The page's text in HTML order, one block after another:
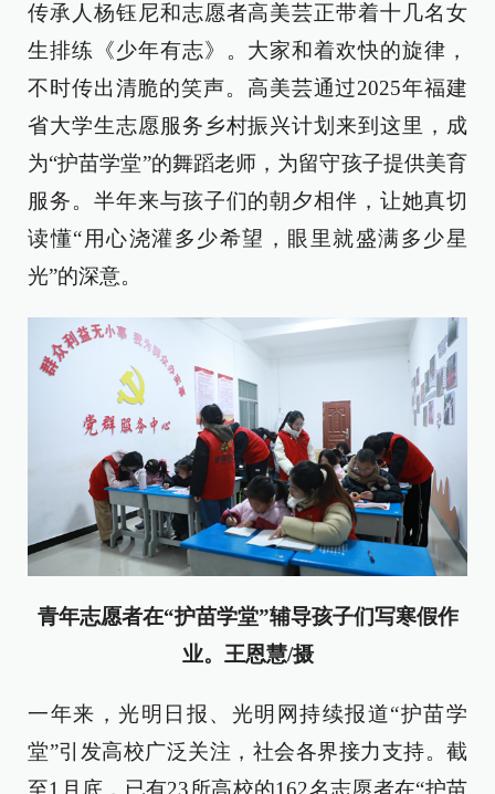
传承人杨钰尼和志愿者高美芸正带着十几名女
生排练《少年有志》。大家和着欢快的旋律，
不时传出清脆的笑声。高美芸通过2025年福建
省大学生志愿服务乡村振兴计划来到这里，成
为“护苗学堂”的舞蹈老师，为留守孩子提供美育
服务。半年来与孩子们的朝夕相伴，让她真切
读懂“用心浇灌多少希望，眼里就盛满多少星
光”的深意。
青年志愿者在“护苗学堂”辅导孩子们写寒假作
业。王恩慧/摄
一年来，光明日报、光明网持续报道“护苗学
堂”引发高校广泛关注，社会各界接力支持。截